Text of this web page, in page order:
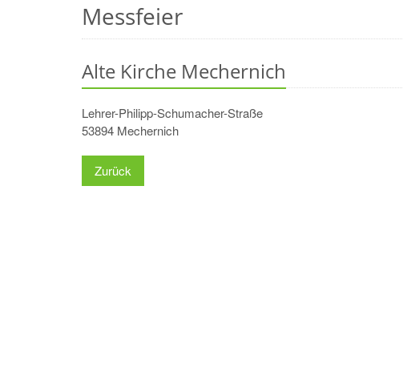
Messfeier
Alte Kirche Mechernich
Lehrer-Philipp-Schumacher-Straße
53894 Mechernich
Zurück